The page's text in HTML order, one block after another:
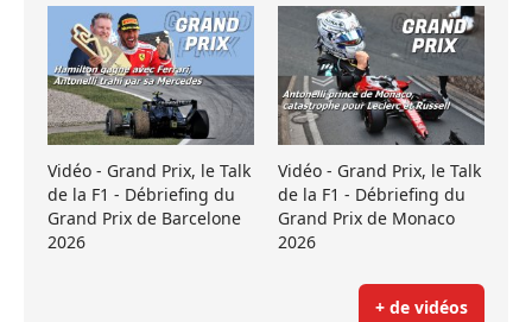
Vidéo - Grand Prix, le Talk
de la F1 - Débriefing du
Grand Prix de Barcelone
2026
Vidéo - Grand Prix, le Talk
de la F1 - Débriefing du
Grand Prix de Monaco
2026
+ de vidéos